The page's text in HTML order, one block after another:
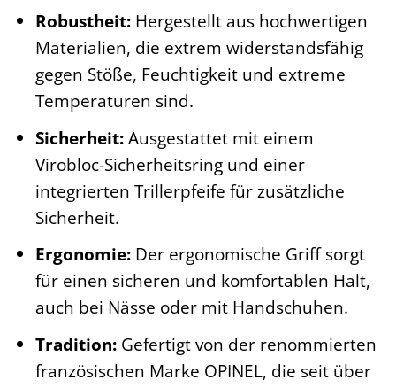
Robustheit:Hergestellt aus hochwertigen
Materialien, die extrem widerstandsfähig
gegen Stöße, Feuchtigkeit und extreme
Temperaturen sind.
Sicherheit:Ausgestattet mit einem
Virobloc-Sicherheitsring und einer
integrierten Trillerpfeife für zusätzliche
Sicherheit.
Ergonomie:Der ergonomische Griff sorgt
für einen sicheren und komfortablen Halt,
auch bei Nässe oder mit Handschuhen.
Tradition:Gefertigt von der renommierten
französischen Marke OPINEL, die seit über